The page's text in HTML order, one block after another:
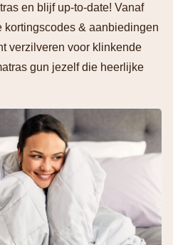
en blijf up-to-date! Vanaf
kortingscodes & aanbiedingen
verzilveren voor klinkende
gun jezelf die heerlijke